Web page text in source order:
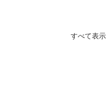
すべて表示